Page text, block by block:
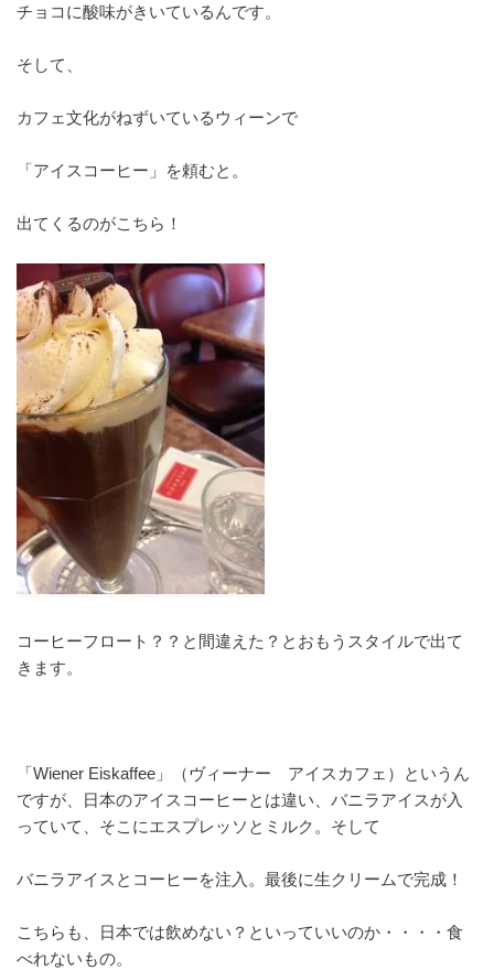
チョコに酸味がきいているんです。
そして、
カフェ文化がねずいているウィーンで
「アイスコーヒー」を頼むと。
出てくるのがこちら！
コーヒーフロート？？と間違えた？とおもうスタイルで出て
きます。
「Wiener Eiskaffee」（ヴィーナー アイスカフェ）というん
ですが、日本のアイスコーヒーとは違い、バニラアイスが入
っていて、そこにエスプレッソとミルク。そして
バニラアイスとコーヒーを注入。最後に生クリームで完成！
こちらも、日本では飲めない？といっていいのか・・・・食
べれないもの。